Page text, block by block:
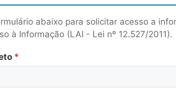
abaixo para solicitar acesso a
à Informação (LAI - Lei nº 12.527/2011).
*